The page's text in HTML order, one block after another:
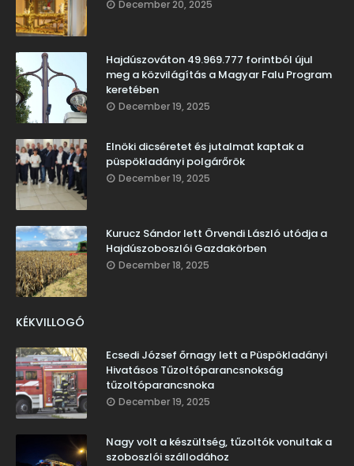
December 20, 2025
Hajdúszováton 49.969.777 forintból újul
meg a közvilágítás a Magyar Falu Program
keretében
December 19, 2025
Elnöki dicséretet és jutalmat kaptak a
püspökladányi polgárőrök
December 19, 2025
Kurucz Sándor lett Örvendi László utódja a
Hajdúszoboszlói Gazdakörben
December 18, 2025
KÉKVILLOGÓ
Ecsedi József őrnagy lett a Püspökladányi
Hivatásos Tűzoltóparancsnokság
tűzoltóparancsnoka
December 19, 2025
Nagy volt a készültség, tűzoltók vonultak a
szoboszlói szállodához